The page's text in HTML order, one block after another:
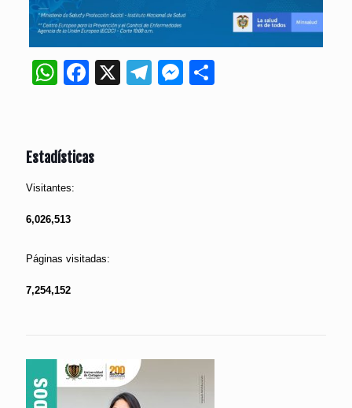
WhatsApp
Facebook
X Telegram
Messenger
Estadísticas
Visitantes:
6,026,513
Páginas visitadas:
7,254,152